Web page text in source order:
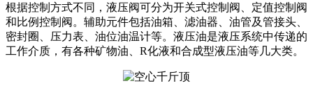
根据控制方式不同，液压阀可分为开关式控制阀、定值控制阀
和比例控制阀。辅助元件包括油箱、滤油器、油管及管接头、
密封圈、压力表、油位油温计等。液压油是液压系统中传递的
工作介质，有各种矿物油、R化液和合成型液压油等几大类。